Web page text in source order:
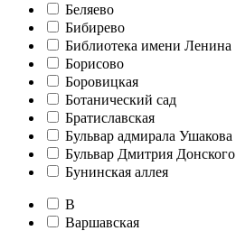
Беляево
Бибирево
Библиотека имени Ленина
Борисово
Боровицкая
Ботанический сад
Братиславская
Бульвар адмирала Ушакова
Бульвар Дмитрия Донского
Бунинская аллея
В
Варшавская